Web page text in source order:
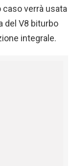
verrà usata
del V8 biturbo
integrale.